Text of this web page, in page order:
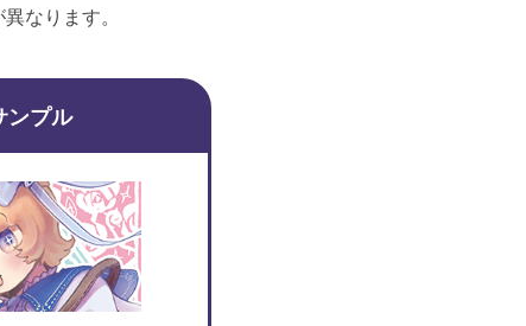
なります。
ンプル